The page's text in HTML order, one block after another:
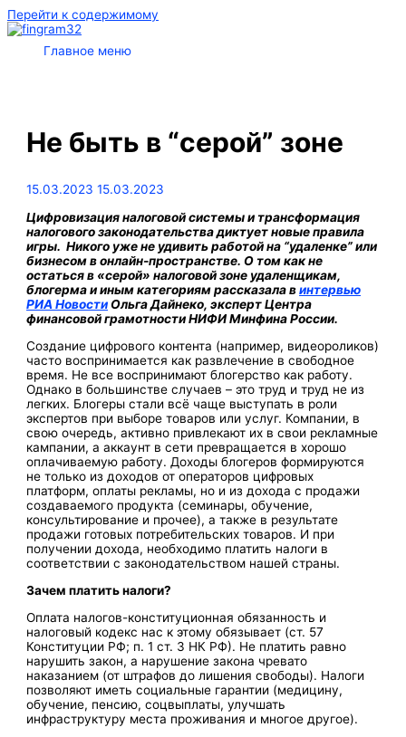
Перейти к содержимому
Главное меню
Не быть в “серой” зоне
15.03.2023 15.03.2023
Цифровизация налоговой системы и трансформация
налогового законодательства диктует новые правила
игры. Никого уже не удивить работой на “удаленке” или
бизнесом в онлайн-пространстве. О том как не
остаться в «серой» налоговой зоне удаленщикам,
блогерма и иным категориям рассказала винтервью
РИА НовостиОльга Дайнеко, эксперт Центра
финансовой грамотности НИФИ Минфина России.
Создание цифрового контента (например, видеороликов)
часто воспринимается как развлечение в свободное
время. Не все воспринимают блогерство как работу.
Однако в большинстве случаев – это труд и труд не из
легких. Блогеры стали всё чаще выступать в роли
экспертов при выборе товаров или услуг. Компании, в
свою очередь, активно привлекают их в свои рекламные
кампании, а аккаунт в сети превращается в хорошо
оплачиваемую работу. Доходы блогеров формируются
не только из доходов от операторов цифровых
платформ, оплаты рекламы, но и из дохода с продажи
создаваемого продукта (семинары, обучение,
консультирование и прочее), а также в результате
продажи готовых потребительских товаров. И при
получении дохода, необходимо платить налоги в
соответствии с законодательством нашей страны.
Зачем платить налоги?
Оплата налогов-конституционная обязанность и
налоговый кодекс нас к этому обязывает (ст. 57
Конституции РФ; п. 1 ст. 3 НК РФ). Не платить равно
нарушить закон, а нарушение закона чревато
наказанием (от штрафов до лишения свободы). Налоги
позволяют иметь социальные гарантии (медицину,
обучение, пенсию, соцвыплаты, улучшать
инфраструктуру места проживания и многое другое).